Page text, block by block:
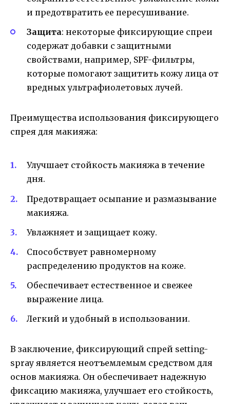
и предотвратить ее пересушивание.
Защита: некоторые фиксирующие спреи
содержат добавки с защитными
свойствами, например, SPF-фильтры,
которые помогают защитить кожу лица от
вредных ультрафиолетовых лучей.
Преимущества использования фиксирующего
спрея для макияжа:
Улучшает стойкость макияжа в течение
дня.
Предотвращает осыпание и размазывание
макияжа.
Увлажняет и защищает кожу.
Способствует равномерному
распределению продуктов на коже.
Обеспечивает естественное и свежее
выражение лица.
Легкий и удобный в использовании.
В заключение, фиксирующий спрей setting-
spray является неотъемлемым средством для
основ макияжа. Он обеспечивает надежную
фиксацию макияжа, улучшает его стойкость,